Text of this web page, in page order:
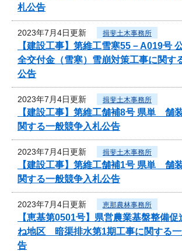
札公告
2023年7月4日更新 揖斐土木事務所
【建設工事】第維工雪寒55－A019号
全交付金（雪寒）雪崩対策工事に関す
公告
2023年7月4日更新 揖斐土木事務所
【建設工事】第維工舗補8号 県単 舗
関する一般競争入札公告
2023年7月4日更新 揖斐土木事務所
【建設工事】第維工舗補1号 県単 舗
関する一般競争入札公告
2023年7月4日更新 恵那農林事務所
【恵基第0501号】県営農業基盤整備
ね地区 暗渠排水第1期工事に関する
告